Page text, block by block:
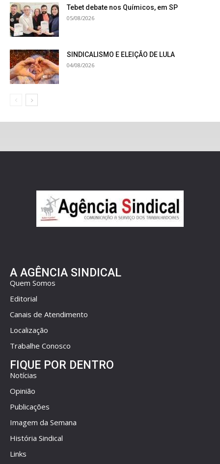
Tebet debate nos Químicos, em SP
05/08/2026
SINDICALISMO E ELEIÇÃO DE LULA
04/08/2026
A AGÊNCIA SINDICAL
Quem Somos
Editorial
Canais de Atendimento
Localização
Trabalhe Conosco
FIQUE POR DENTRO
Notícias
Opinião
Publicações
Imagem da Semana
História Sindical
Links